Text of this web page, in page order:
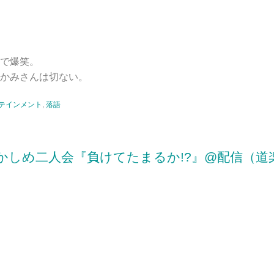
爆笑。
みさんは切ない。
インメント , 落語
しめ二人会『負けてたまるか!?』@配信（道